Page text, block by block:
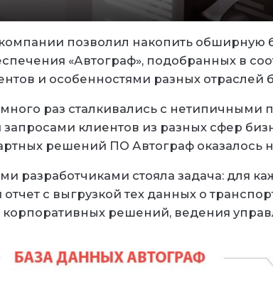
позволил накопить обширную
«Автограф», подобранных в
и особенностями разных отраслей
раз сталкивались с нетипичными
клиентов из разных сфер
решений ПО Автограф оказалось
разработчиками стояла задача: для
с выгрузкой тех данных о
решений, ведения